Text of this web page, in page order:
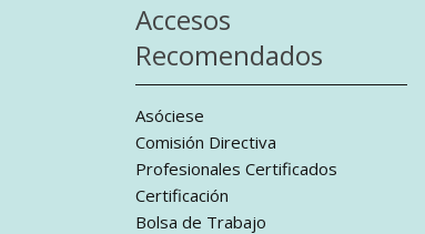
Accesos
Recomendados
Asóciese
Comisión Directiva
Profesionales Certificados
Certificación
Bolsa de Trabajo